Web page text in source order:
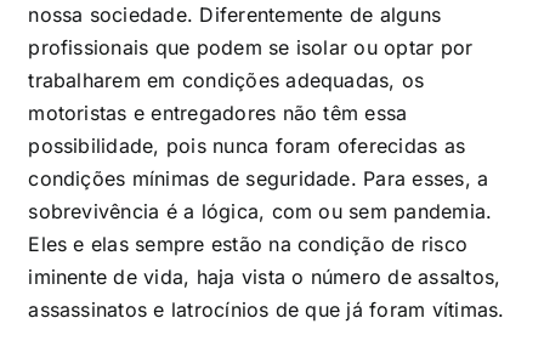
nossa sociedade. Diferentemente de alguns
profissionais que podem se isolar ou optar por
trabalharem em condições adequadas, os
motoristas e entregadores não têm essa
possibilidade, pois nunca foram oferecidas as
condições mínimas de seguridade. Para esses, a
sobrevivência é a lógica, com ou sem pandemia.
Eles e elas sempre estão na condição de risco
iminente de vida, haja vista o número de assaltos,
assassinatos e latrocínios de que já foram vítimas.